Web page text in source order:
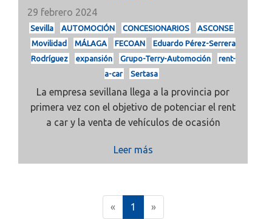
29 febrero 2024
Sevilla AUTOMOCIÓN CONCESIONARIOS
ASCONSE
Movilidad
MÁLAGA FECOAN
Eduardo Pérez-Serrera
Rodríguez
expansión Grupo-Terry-Automoción
rent-
a-car
Sertasa
La empresa sevillana llega a la provincia por
primera vez con el objetivo de potenciar el rent
a car y la venta de vehículos de ocasión
Leer más
« 1 »